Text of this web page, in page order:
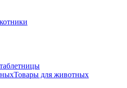
Товары для животных